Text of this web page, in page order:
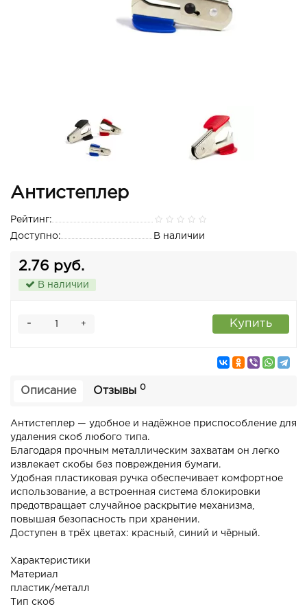
Антистеплер
Рейтинг:
Доступно:
В наличии
2.76 руб.
В наличии
+
- Купить
Описание Отзывы 0
Антистеплер — удобное и надёжное приспособление для
удаления скоб любого типа.
Благодаря прочным металлическим захватам он легко
извлекает скобы без повреждения бумаги.
Удобная пластиковая ручка обеспечивает комфортное
использование, а встроенная система блокировки
предотвращает случайное раскрытие механизма,
повышая безопасность при хранении.
Доступен в трёх цветах: красный, синий и чёрный.
Характеристики
Материал
пластик/металл
Тип скоб